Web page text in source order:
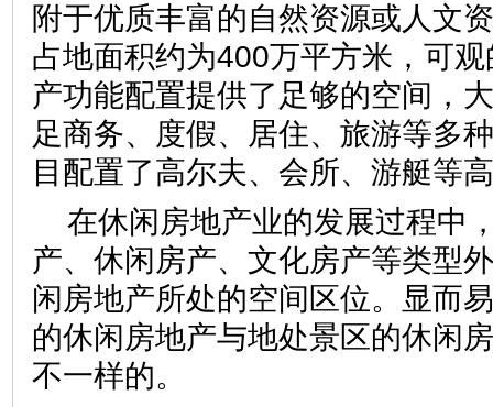
附于优质丰富的自然资源或人文
占地面积约为400万平方米，可
产功能配置提供了足够的空间，
足商务、度假、居住、旅游等多
目配置了高尔夫、会所、游艇等
在休闲房地产业的发展过程中
产、休闲房产、文化房产等类型
闲房地产所处的空间区位。显而
的休闲房地产与地处景区的休闲
不一样的。